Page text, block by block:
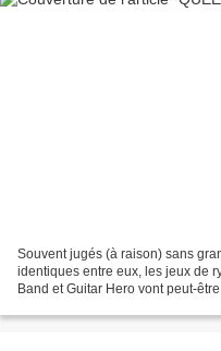
Souvent jugés (à raison) sans
identiques entre eux, les jeux de
Band et Guitar Hero vont peut-